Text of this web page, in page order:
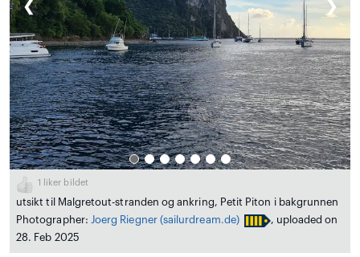
❮ ❯
1 liker bildet
utsikt til Malgretout-stranden og ankring, Petit Piton i bakgrunnen
Photographer: Joerg Riegner (sailurdream.de)
, uploaded on
28. Feb 2025